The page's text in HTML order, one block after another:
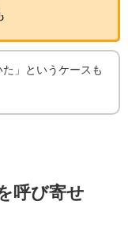
た」というケースも
呼び寄せ